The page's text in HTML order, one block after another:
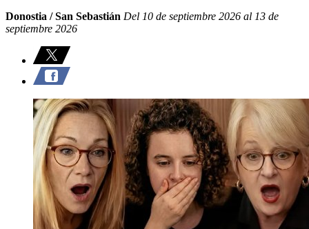
Donostia / San Sebastián Del 10 de septiembre 2026 al 13 de
septiembre 2026